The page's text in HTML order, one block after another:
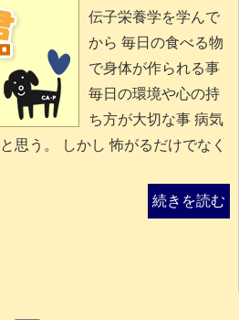
伝子栄養学を学んで
から 毎日の食べる物
で身体が作られる事
毎日の環境や心の持
ち方が大切な事 病気
思う。 しかし 怖がるだけでなく
続きを読む